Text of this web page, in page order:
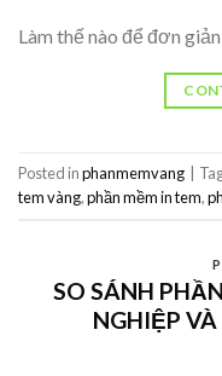
Làm thế nào để đơn
Posted inphanmemvang
tem vàng,phần mềm in tem,
SO SÁNH
NGHIỆP